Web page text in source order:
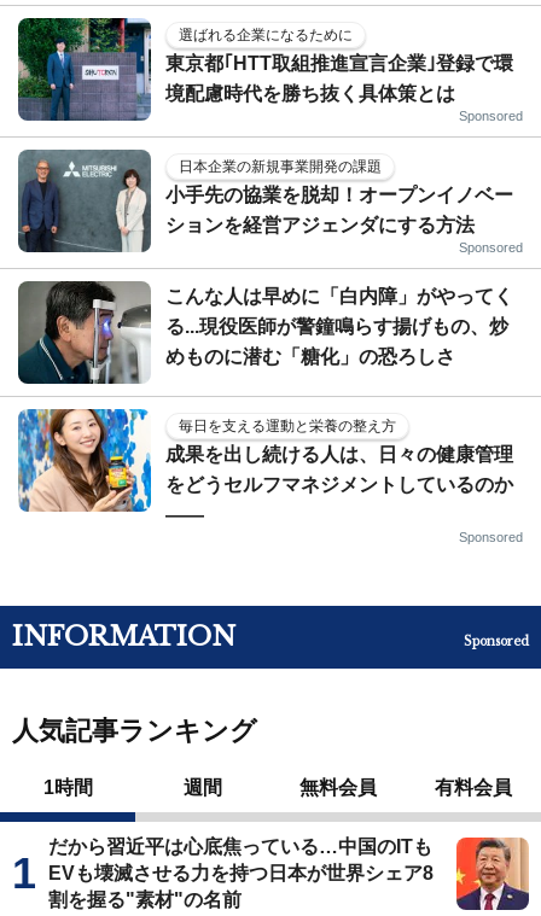
選ばれる企業になるために
東京都｢HTT取組推進宣言企業｣登録で環
境配慮時代を勝ち抜く具体策とは
Sponsored
日本企業の新規事業開発の課題
小手先の協業を脱却！オープンイノベー
ションを経営アジェンダにする方法
Sponsored
こんな人は早めに「白内障」がやってく
る...現役医師が警鐘鳴らす揚げもの、炒
めものに潜む「糖化」の恐ろしさ
毎日を支える運動と栄養の整え方
成果を出し続ける人は、日々の健康管理
をどうセルフマネジメントしているのか
——
Sponsored
INFORMATION Sponsored
人気記事ランキング
1時間 週間 無料会員 有料会員
だから習近平は心底焦っている…中国のITも
EVも壊滅させる力を持つ日本が世界シェア8
割を握る"素材"の名前